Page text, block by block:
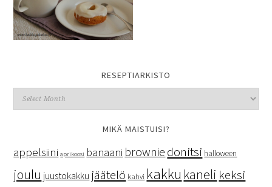
RESEPTIARKISTO
MIKÄ MAISTUISI?
appelsiini aprikoosi banaani brownie donitsi halloween
joulu juustokakku jäätelö kahvi kakku kaneli keksi